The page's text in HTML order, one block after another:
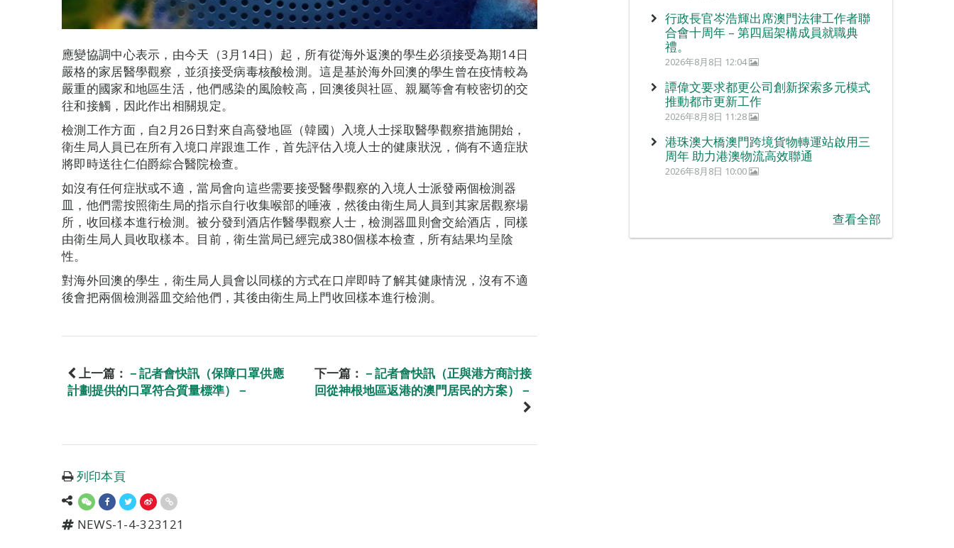
應變協調中心表示，由今天（3月14日）起，所有從海外返澳的學生必須接受為期14日
嚴格的家居醫學觀察，並須接受病毒核酸檢測。這是基於海外回澳的學生曾在疫情較為
嚴重的國家和地區生活，他們感染的風險較高，回澳後與社區、親屬等會有較密切的交
往和接觸，因此作出相關規定。
檢測工作方面，自2月26日對來自高發地區（韓國）入境人士採取醫學觀察措施開始，
衛生局人員已在所有入境口岸跟進工作，首先評估入境人士的健康狀況，倘有不適症狀
將即時送往仁伯爵綜合醫院檢查。
如沒有任何症狀或不適，當局會向這些需要接受醫學觀察的入境人士派發兩個檢測器
皿，他們需按照衛生局的指示自行收集喉部的唾液，然後由衛生局人員到其家居觀察場
所，收回樣本進行檢測。被分發到酒店作醫學觀察人士，檢測器皿則會交給酒店，同樣
由衛生局人員收取樣本。目前，衛生當局已經完成380個樣本檢查，所有結果均呈陰
性。
對海外回澳的學生，衛生局人員會以同樣的方式在口岸即時了解其健康情況，沒有不適
後會把兩個檢測器皿交給他們，其後由衛生局上門收回樣本進行檢測。
上一篇： －記者會快訊（保障口罩供應
計劃提供的口罩符合質量標準）－
下一篇： －記者會快訊（正與港方商討接
回從神根地區返港的澳門居民的方案）－
列印本頁
NEWS-1-4-323121
行政長官岑浩輝出席澳門法律工作者聯
合會十周年 – 第四屆架構成員就職典
禮。
2026年8月8日 12:04
譚偉文要求都更公司創新探索多元模式
推動都市更新工作
2026年8月8日 11:28
港珠澳大橋澳門跨境貨物轉運站啟用三
周年 助力港澳物流高效聯通
2026年8月8日 10:00
查看全部